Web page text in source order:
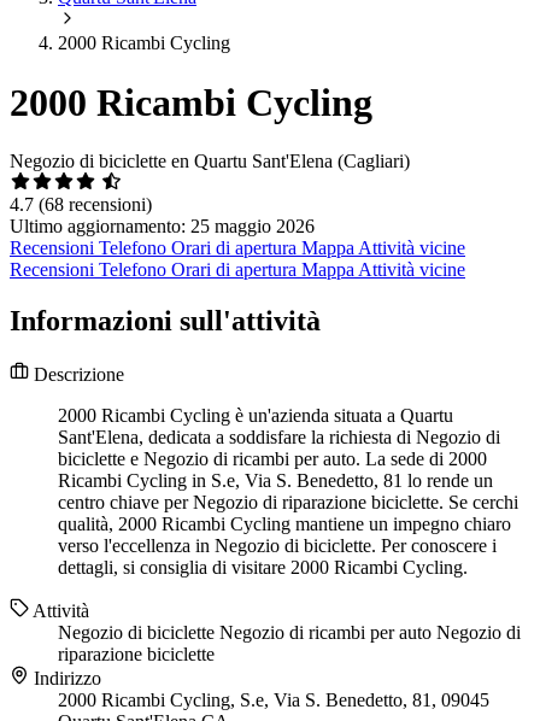
2000 Ricambi Cycling
2000 Ricambi Cycling
Negozio di biciclette en Quartu Sant'Elena (Cagliari)
4.7 (68 recensioni)
Ultimo aggiornamento: 25 maggio 2026
Recensioni Telefono Orari di apertura Mappa Attività vicine
Recensioni Telefono Orari di apertura Mappa Attività vicine
Informazioni sull'attività
Descrizione
2000 Ricambi Cycling è un'azienda situata a Quartu
Sant'Elena, dedicata a soddisfare la richiesta di Negozio di
biciclette e Negozio di ricambi per auto. La sede di 2000
Ricambi Cycling in S.e, Via S. Benedetto, 81 lo rende un
centro chiave per Negozio di riparazione biciclette. Se cerchi
qualità, 2000 Ricambi Cycling mantiene un impegno chiaro
verso l'eccellenza in Negozio di biciclette. Per conoscere i
dettagli, si consiglia di visitare 2000 Ricambi Cycling.
Attività
Negozio di biciclette Negozio di ricambi per auto Negozio di
riparazione biciclette
Indirizzo
2000 Ricambi Cycling, S.e, Via S. Benedetto, 81, 09045